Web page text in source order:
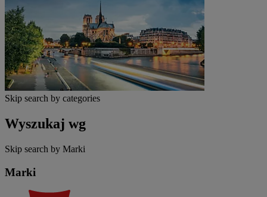
Skip search by categories
Wyszukaj wg
Skip search by Marki
Marki